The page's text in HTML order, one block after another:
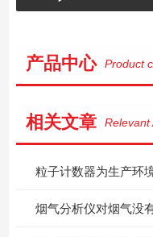
产品中心 Product
相关文章 Relevant
粒子计数器为生产环
烟气分析仪对烟气没